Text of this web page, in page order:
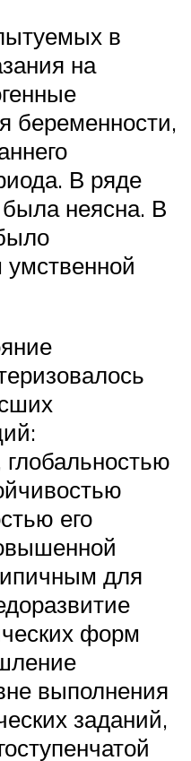
в
на
беременности,
В ряде
была неясна. В
умственной
его
для
форм
выполнения
заданий,